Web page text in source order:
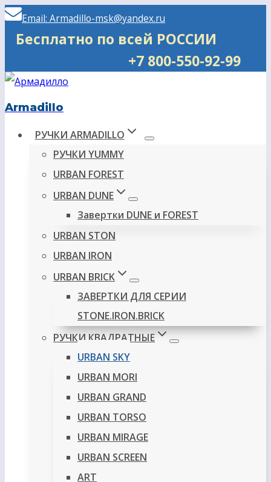
Перейти
Email: Armadillo-msk@yandex.ru
Бесплатно по всей РОССИИ
+7 800-550-92-99
Armadillo
РУЧКИ ARMADILLO
РУЧКИ YUMMY
URBAN FOREST
URBAN DUNE
Завертки DUNE и FOREST
URBAN STON
URBAN IRON
URBAN BRICK
ЗАВЕРТКИ ДЛЯ СЕРИИ
STONE.IRON.BRICK
РУЧКИ КВАДРАТНЫЕ
URBAN SKY
URBAN MORI
URBAN GRAND
URBAN TORSO
URBAN MIRAGE
URBAN SCREEN
ART